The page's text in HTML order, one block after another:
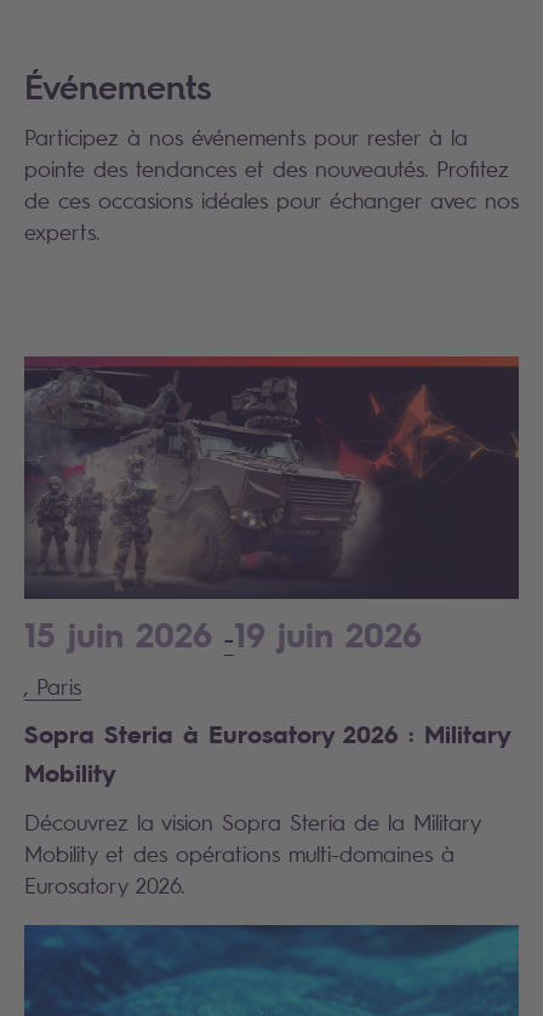
Événements
Participez à nos événements pour rester à la
pointe des tendances et des nouveautés. Profitez
de ces occasions idéales pour échanger avec nos
experts.
15 juin 2026 -19 juin 2026
, Paris
Sopra Steria à Eurosatory 2026 : Military
Mobility
Découvrez la vision Sopra Steria de la Military
Mobility et des opérations multi-domaines à
Eurosatory 2026.